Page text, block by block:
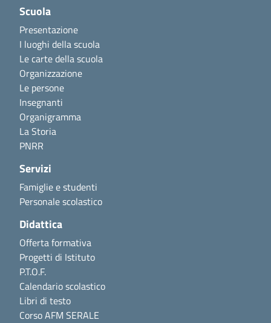
Scuola
Presentazione
I luoghi della scuola
Le carte della scuola
Organizzazione
Le persone
Insegnanti
Organigramma
La Storia
PNRR
Servizi
Famiglie e studenti
Personale scolastico
Didattica
Offerta formativa
Progetti di Istituto
P.T.O.F.
Calendario scolastico
Libri di testo
Corso AFM SERALE